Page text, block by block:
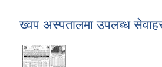
ख्वप अस्पतालमा उपलब्ध